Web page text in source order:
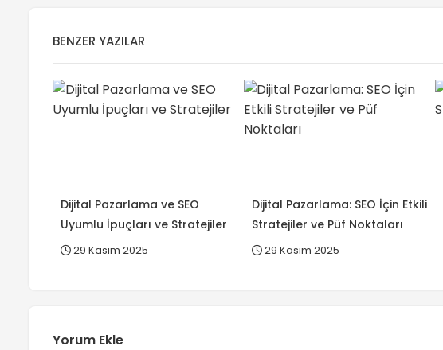
BENZER YAZILAR
Dijital Pazarlama ve SEO
Uyumlu İpuçları ve Stratejiler
29 Kasım 2025
Dijital Pazarlama: SEO İçin Etkili
Stratejiler ve Püf Noktaları
29 Kasım 2025
Yorum Ekle